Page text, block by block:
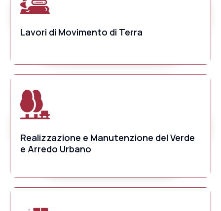
Lavori di Movimento di Terra
Realizzazione e Manutenzione del Verde
e Arredo Urbano